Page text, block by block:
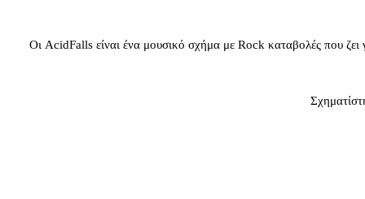
Οι AcidFalls είναι ένα μουσικό σχήμα με Rock καταβολές που